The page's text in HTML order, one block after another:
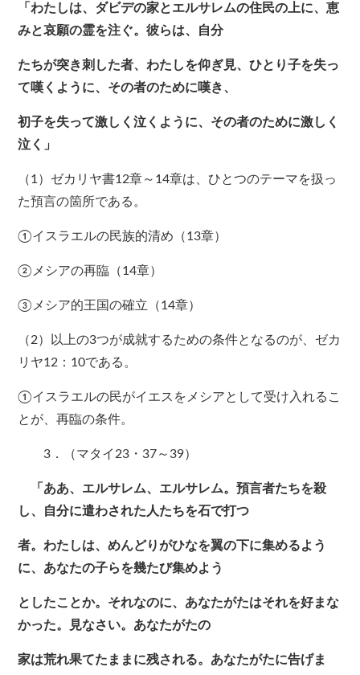
「わたしは、ダビデの家とエルサレムの住民の上に、恵
みと哀願の霊を注ぐ。彼らは、自分
たちが突き刺した者、わたしを仰ぎ見、ひとり子を失っ
て嘆くように、その者のために嘆き、
初子を失って激しく泣くように、その者のために激しく
泣く」
（1）ゼカリヤ書12章～14章は、ひとつのテーマを扱っ
た預言の箇所である。
①イスラエルの民族的清め（13章）
②メシアの再臨（14章）
③メシア的王国の確立（14章）
（2）以上の3つが成就するための条件となるのが、ゼカ
リヤ12：10である。
①イスラエルの民がイエスをメシアとして受け入れるこ
とが、再臨の条件。
3．（マタイ23・37～39）
「ああ、エルサレム、エルサレム。預言者たちを殺
し、自分に遣わされた人たちを石で打つ
者。わたしは、めんどりがひなを翼の下に集めるよう
に、あなたの子らを幾たび集めよう
としたことか。それなのに、あなたがたはそれを好まな
かった。見なさい。あなたがたの
家は荒れ果てたままに残される。あなたがたに告げま